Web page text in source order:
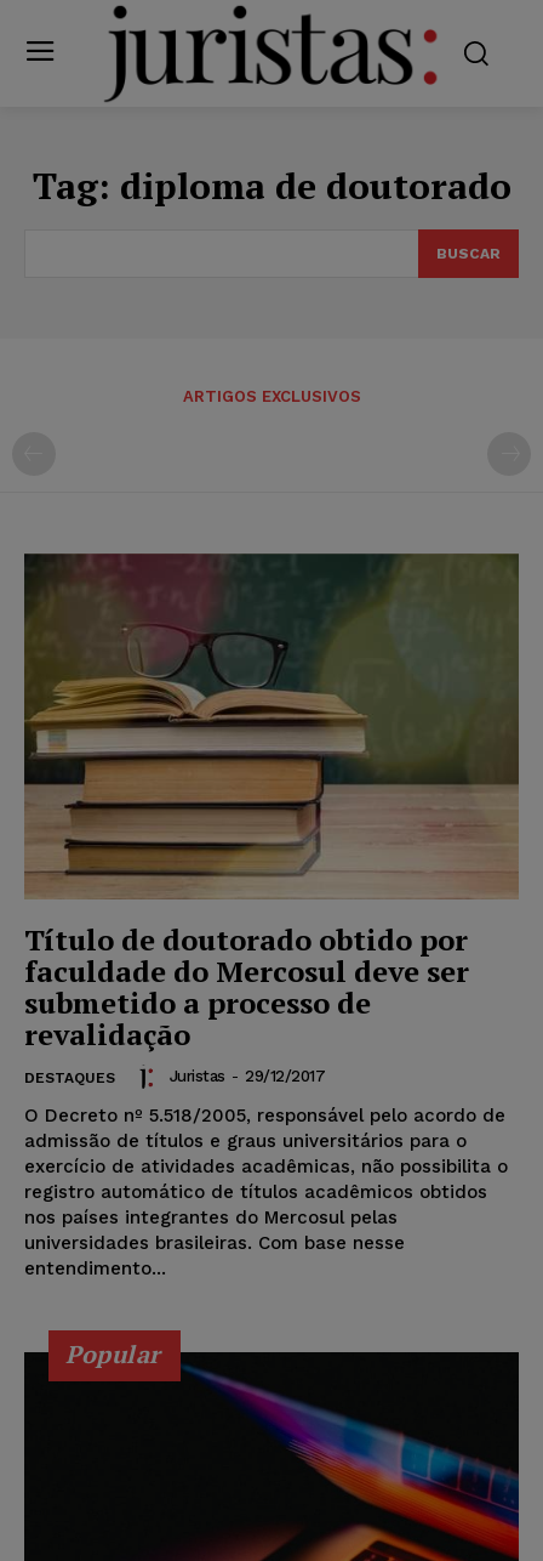
Tag: diploma de doutorado
BUSCAR
ARTIGOS EXCLUSIVOS
Título de doutorado obtido por
faculdade do Mercosul deve ser
submetido a processo de
revalidação
DESTAQUES Juristas - 29/12/2017
O Decreto nº 5.518/2005, responsável pelo acordo de
admissão de títulos e graus universitários para o
exercício de atividades acadêmicas, não possibilita o
registro automático de títulos acadêmicos obtidos
nos países integrantes do Mercosul pelas
universidades brasileiras. Com base nesse
entendimento...
Popular